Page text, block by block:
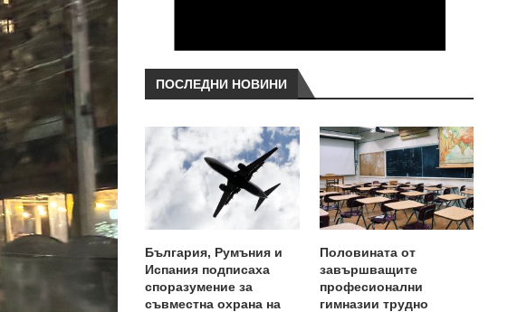
ПОСЛЕДНИ НОВИНИ
България, Румъния и
Испания подписаха
споразумение за
съвместна охрана на
Половината от
завършващите
професионални
гимназии трудно